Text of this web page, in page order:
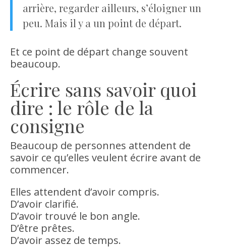
arrière, regarder ailleurs, s’éloigner un
peu. Mais il y a un point de départ.
Et ce point de départ change souvent
beaucoup.
Écrire sans savoir quoi
dire : le rôle de la
consigne
Beaucoup de personnes attendent de
savoir ce qu’elles veulent écrire avant de
commencer.
Elles attendent d’avoir compris.
D’avoir clarifié.
D’avoir trouvé le bon angle.
D’être prêtes.
D’avoir assez de temps.